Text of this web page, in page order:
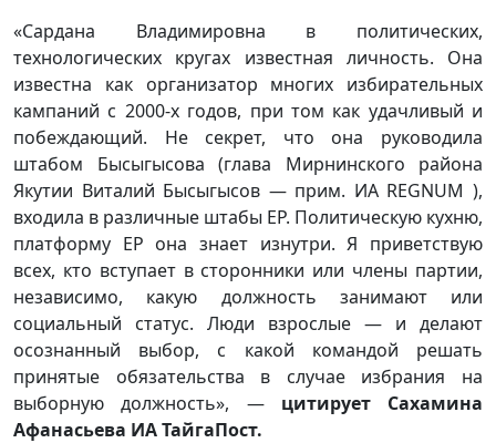
«Сардана Владимировна в политических,
технологических кругах известная личность. Она
известна как организатор многих избирательных
кампаний с 2000-х годов, при том как удачливый и
побеждающий. Не секрет, что она руководила
штабом Бысыгысова (глава Мирнинского района
Якутии Виталий Бысыгысов — прим. ИА REGNUM ),
входила в различные штабы ЕР. Политическую кухню,
платформу ЕР она знает изнутри. Я приветствую
всех, кто вступает в сторонники или члены партии,
независимо, какую должность занимают или
социальный статус. Люди взрослые — и делают
осознанный выбор, с какой командой решать
принятые обязательства в случае избрания на
выборную должность», — цитирует Сахамина
Афанасьева ИА ТайгаПост.